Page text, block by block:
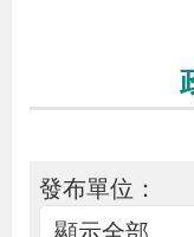
發布單位：